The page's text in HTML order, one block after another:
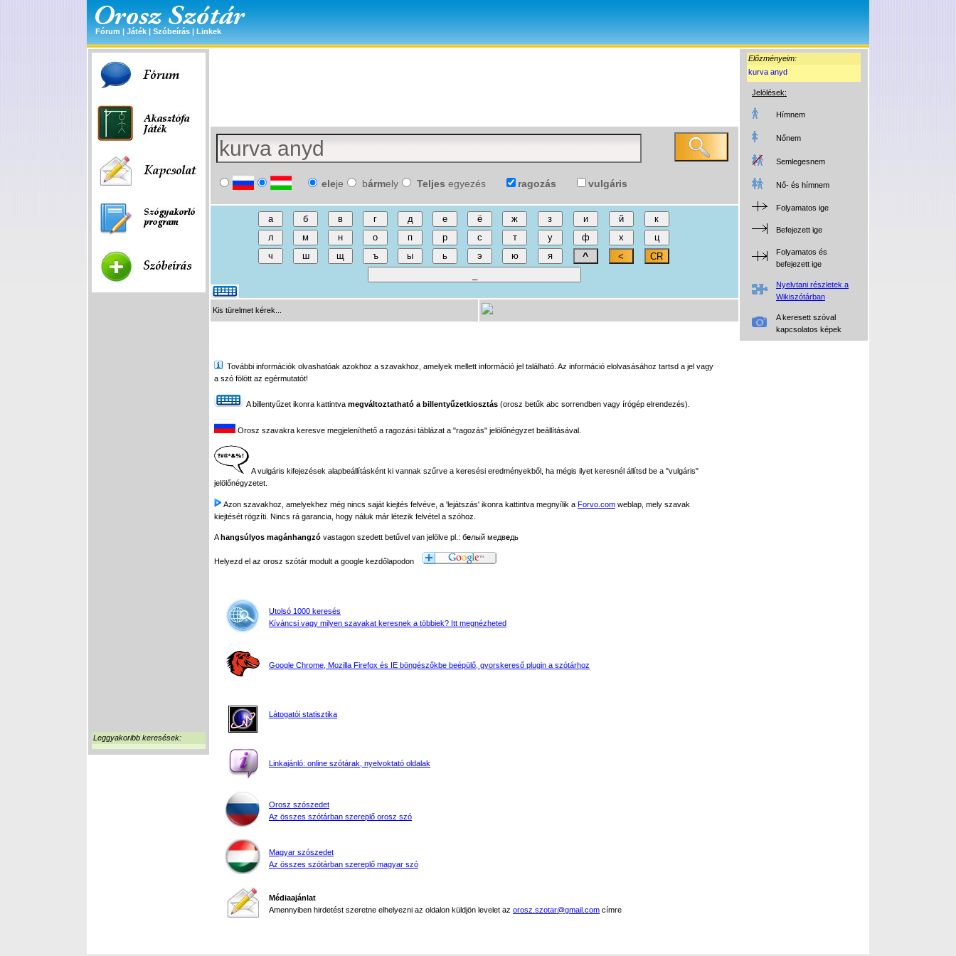
Fórum | Játék | Szóbeírás | Linkek
Előzményeim:
kurva anyd
Jelölések:
Hímnem
Nőnem
Semlegesnem
Nő- és hímnem
Folyamatos ige
Befejezett ige
Folyamatos és
befejezett ige
Nyelvtani részletek a
Wikiszótárban
A keresett szóval
kapcsolatos képek
Leggyakoribb keresések:
eleje bármely Teljes egyezés ragozás vulgáris
Kis türelmet kérek...
További információk olvashatóak azokhoz a szavakhoz, amelyek mellett információ jel található. Az információ elolvasásához tartsd a jel vagy
a szó fölött az egérmutatót!
A billentyűzet ikonra kattintva megváltoztatható a billentyűzetkiosztás (orosz betűk abc sorrendben vagy írógép elrendezés).
Orosz szavakra keresve megjeleníthető a ragozási táblázat a "ragozás" jelölőnégyzet beállításával.
A vulgáris kifejezések alapbeállításként ki vannak szűrve a keresési eredményekből, ha mégis ilyet keresnél állítsd be a "vulgáris"
jelölőnégyzetet.
Azon szavakhoz, amelyekhez még nincs saját kiejtés felvéve, a 'lejátszás' ikonra kattintva megnyílik a Forvo.com weblap, mely szavak
kiejtését rögzíti. Nincs rá garancia, hogy náluk már létezik felvétel a szóhoz.
Ahangsúlyos magánhangzó vastagon szedett betűvel van jelölve pl.: белый медведь
Helyezd el az orosz szótár modult a google kezdőlapodon
Utolsó 1000 keresés
Kíváncsi vagy milyen szavakat keresnek a többiek? Itt megnézheted
Google Chrome, Mozilla Firefox és IE böngészőkbe beépülő, gyorskereső plugin a szótárhoz
Látogatói statisztika
Linkajánló: online szótárak, nyelvoktató oldalak
Orosz szószedet
Az összes szótárban szereplő orosz szó
Magyar szószedet
Az összes szótárban szereplő magyar szó
Médiaajánlat
Amennyiben hirdetést szeretne elhelyezni az oldalon küldjön levelet az orosz.szotar@gmail.com címre